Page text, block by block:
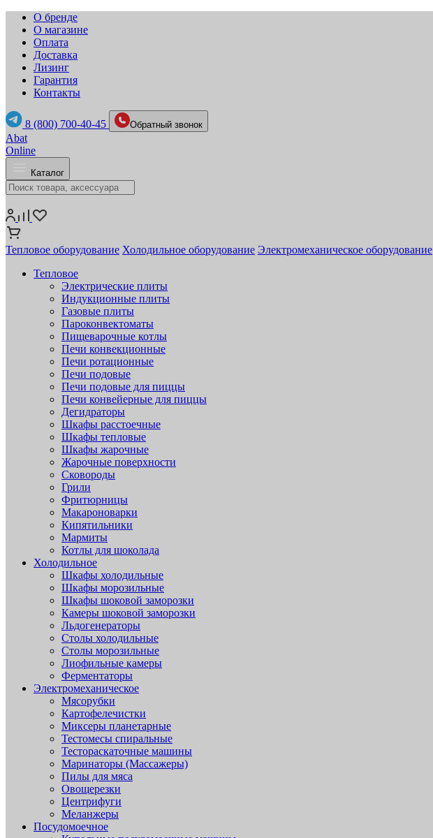
О бренде
О магазине
Оплата
Доставка
Лизинг
Гарантия
Контакты
8 (800) 700-40-45 Обратный звонок
Abat
Online
Каталог
Тепловое оборудование Холодильное оборудование Электромеханическое оборудование
Тепловое
Электрические плиты
Индукционные плиты
Газовые плиты
Пароконвектоматы
Пищеварочные котлы
Печи конвекционные
Печи ротационные
Печи подовые
Печи подовые для пиццы
Печи конвейерные для пиццы
Дегидраторы
Шкафы расстоечные
Шкафы тепловые
Шкафы жарочные
Жарочные поверхности
Сковороды
Грили
Фритюрницы
Макароноварки
Кипятильники
Мармиты
Котлы для шоколада
Холодильное
Шкафы холодильные
Шкафы морозильные
Шкафы шоковой заморозки
Камеры шоковой заморозки
Льдогенераторы
Столы холодильные
Столы морозильные
Лиофильные камеры
Ферментаторы
Электромеханическое
Мясорубки
Картофелечистки
Миксеры планетарные
Тестомесы спиральные
Тестораскаточные машины
Маринаторы (Массажеры)
Пилы для мяса
Овощерезки
Центрифуги
Меланжеры
Посудомоечное